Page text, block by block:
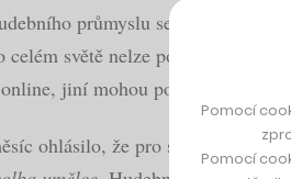
průmyslu se s nástupem
celém světě nelze pořádat a vše
jiní mohou podněcovat
ohlásilo, že pro svou
Pomocí
Pomocí